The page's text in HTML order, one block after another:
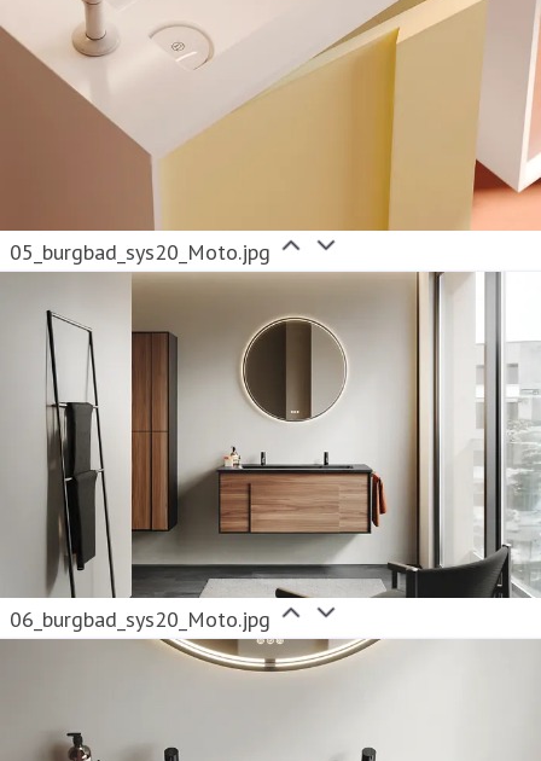
05_burgbad_sys20_Moto.jpg
06_burgbad_sys20_Moto.jpg